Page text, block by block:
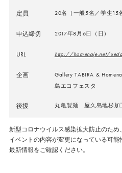
定員 20名（一般5名／学生15
申込締切 2017年8月6日（日）
URL http://homenaje.net/
企画
Gallery TABIRA &
島エコフェスタ
後援 丸亀製麺 屋久島地杉加
新型コロナウイルス感染拡大防止のた
イベントの内容が変更になっている可
最新情報をご確認ください。